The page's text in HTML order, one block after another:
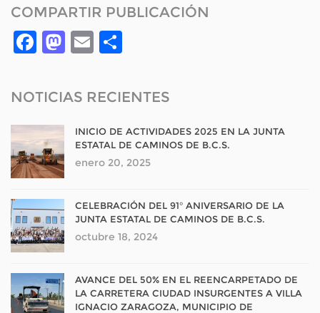
COMPARTIR PUBLICACIÓN
Facebook
Mastodon
Email
NOTICIAS RECIENTES
INICIO DE ACTIVIDADES 2025 EN LA JUNTA
ESTATAL DE CAMINOS DE B.C.S.
enero 20, 2025
CELEBRACIÓN DEL 91° ANIVERSARIO DE LA
JUNTA ESTATAL DE CAMINOS DE B.C.S.
octubre 18, 2024
AVANCE DEL 50% EN EL REENCARPETADO DE
LA CARRETERA CIUDAD INSURGENTES A VILLA
IGNACIO ZARAGOZA, MUNICIPIO DE